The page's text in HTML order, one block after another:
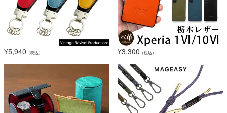
¥5,940 （税込） ¥3,300 （税込）